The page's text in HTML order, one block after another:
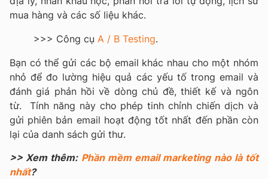
mua hàng và các số liệu khác.
>>> Công cụ A / B Testing.
Bạn có thể gửi các bộ email khác nhau cho một nhóm
nhỏ để đo lường hiệu quả các yếu tố trong email và
đánh giá phản hồi về dòng chủ đề, thiết kế và ngôn
từ. Tính năng này cho phép tinh chỉnh chiến dịch và
gửi phiên bản email hoạt động tốt nhất đến phần còn
lại của danh sách gửi thư.
>> Xem thêm: Phần mềm email marketing nào là tốt
nhất?